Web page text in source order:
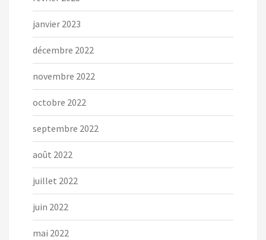
janvier 2023
décembre 2022
novembre 2022
octobre 2022
septembre 2022
août 2022
juillet 2022
juin 2022
mai 2022